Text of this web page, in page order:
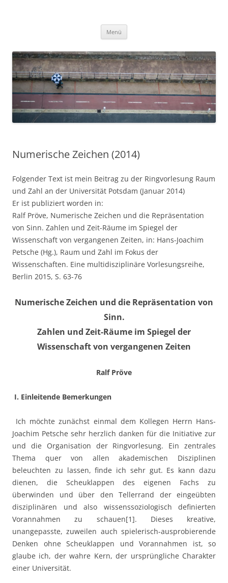
Menü
Numerische Zeichen (2014)
Folgender Text ist mein Beitrag zu der Ringvorlesung Raum
und Zahl an der Universität Potsdam (Januar 2014)
Er ist publiziert worden in:
Ralf Pröve, Numerische Zeichen und die Repräsentation
von Sinn. Zahlen und Zeit-Räume im Spiegel der
Wissenschaft von vergangenen Zeiten, in: Hans-Joachim
Petsche (Hg.), Raum und Zahl im Fokus der
Wissenschaften. Eine multidisziplinäre Vorlesungsreihe,
Berlin 2015, S. 63-76
Numerische Zeichen und die Repräsentation von
Sinn.
Zahlen und Zeit-Räume im Spiegel der
Wissenschaft von vergangenen Zeiten
Ralf Pröve
I. Einleitende Bemerkungen
Ich möchte zunächst einmal dem Kollegen Herrn Hans-
Joachim Petsche sehr herzlich danken für die Initiative zur
und die Organisation der Ringvorlesung. Ein zentrales
Thema quer von allen akademischen Disziplinen
beleuchten zu lassen, finde ich sehr gut. Es kann dazu
dienen, die Scheuklappen des eigenen Fachs zu
überwinden und über den Tellerrand der eingeübten
disziplinären und also wissenssoziologisch definierten
Vorannahmen zu schauen[1]. Dieses kreative,
unangepasste, zuweilen auch spielerisch-ausprobierende
Denken ohne Scheuklappen und Vorannahmen ist, so
glaube ich, der wahre Kern, der ursprüngliche Charakter
einer Universität.